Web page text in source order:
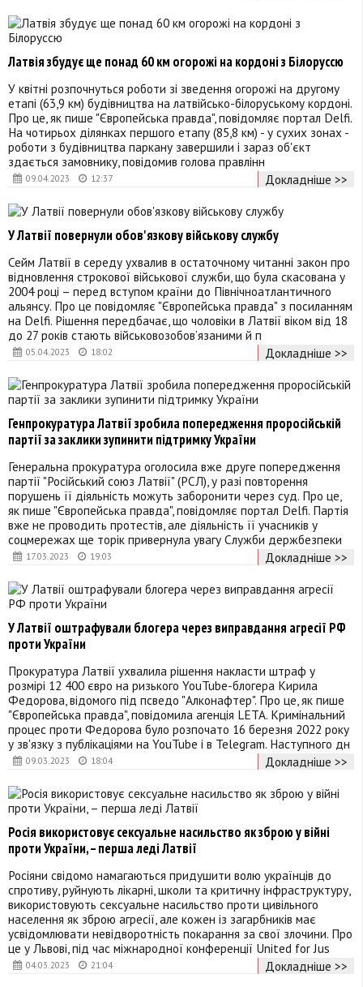
09.04.2023 12:37
Латвія збудує ще понад 60 км огорожі на кордоні з Білоруссю
У квітні розпочнуться роботи зі зведення огорожі на другому
етапі (63,9 км) будівництва на латвійсько-білоруському кордоні.
Про це, як пише "Європейська правда", повідомляє портал Delfi.
На чотирьох ділянках першого етапу (85,8 км) - у сухих зонах -
роботи з будівництва паркану завершили і зараз об'єкт
здається замовнику, повідомив голова правлінн
Докладніше >>
05.04.2023 18:02
У Латвії повернули обов'язкову військову службу
Сейм Латвії в середу ухвалив в остаточному читанні закон про
відновлення строкової військової служби, що була скасована у
2004 році – перед вступом країни до Північноатлантичного
альянсу. Про це повідомляє "Європейська правда" з посиланням
на Delfi. Рішення передбачає, що чоловіки в Латвії віком від 18
до 27 років стають військовозобов’язаними й п
Докладніше >>
17.03.2023 19:03
Генпрокуратура Латвії зробила попередження проросійській
партії за заклики зупинити підтримку України
Генеральна прокуратура оголосила вже друге попередження
партії "Російський союз Латвії" (РСЛ), у разі повторення
порушень її діяльність можуть заборонити через суд. Про це,
як пише "Європейська правда", повідомляє портал Delfi. Партія
вже не проводить протестів, але діяльність її учасників у
соцмережах ще торік привернула увагу Служби держбезпеки
Докладніше >>
09.03.2023 18:04
У Латвії оштрафували блогера через виправдання агресії РФ
проти України
Прокуратура Латвії ухвалила рішення накласти штраф у
розмірі 12 400 євро на ризького YouTube-блогера Кирила
Федорова, відомого під псведо "Алконафтер". Про це, як пише
"Європейська правда", повідомила агенція LETA. Кримінальний
процес проти Федорова було розпочато 16 березня 2022 року
у зв'язку з публікаціями на YouTube і в Telegram. Наступного дн
Докладніше >>
04.03.2023 21:04
Росія використовує сексуальне насильство як зброю у війні
проти України, – перша леді Латвії
Росіяни свідомо намагаються придушити волю українців до
спротиву, руйнують лікарні, школи та критичну інфраструктуру,
використовують сексуальне насильство проти цивільного
населення як зброю агресії, але кожен із загарбників має
усвідомлювати невідворотність покарання за свої злочини. Про
це у Львові, під час міжнародної конференції United for Jus
Докладніше >>